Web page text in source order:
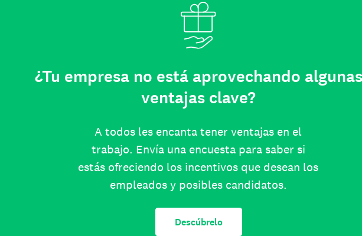
¿Tu empresa no está aprovechando algunas
ventajas clave?
A todos les encanta tener ventajas en el
trabajo. Envía una encuesta para saber si
estás ofreciendo los incentivos que desean los
empleados y posibles candidatos.
Descúbrelo